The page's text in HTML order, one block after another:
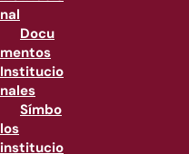
nal
Docu
mentos
Institucio
nales
Símbo
los
institucio